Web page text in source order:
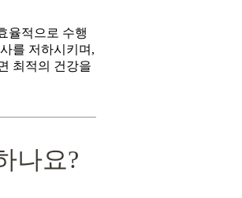
율적으로 수행
를 저하시키며,
최적의 건강을
나요?